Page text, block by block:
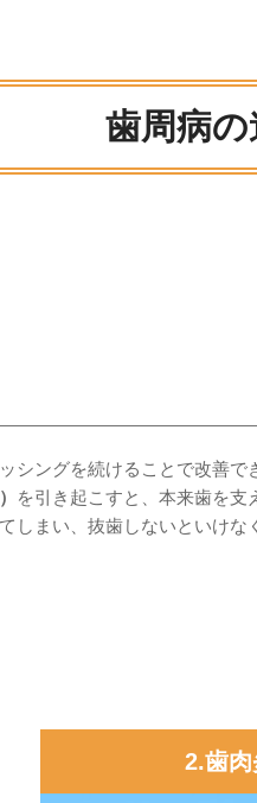
歯周病
シングを続けることで改善で
を引き起こすと、本来歯を支
しまい、抜歯しないといけな
2.歯肉